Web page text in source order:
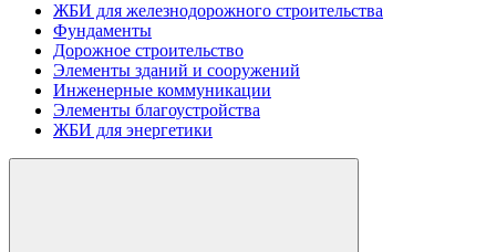
ЖБИ для железнодорожного строительства
Фундаменты
Дорожное строительство
Элементы зданий и сооружений
Инженерные коммуникации
Элементы благоустройства
ЖБИ для энергетики